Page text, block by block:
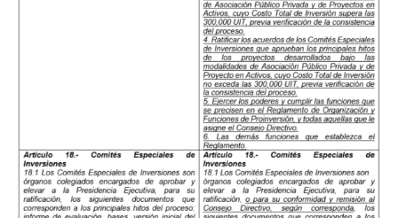
Cuéntanos, ¿Cómo